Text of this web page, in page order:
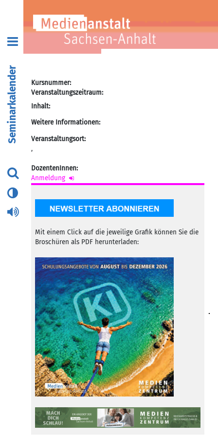
Seminarkalender
Kursnummer:
Veranstaltungszeitraum:
Inhalt:
Weitere Informationen:
Veranstaltungsort:
,
DozentenInnen:
Anmeldung
Mit einem Click auf die jeweilige Grafik können Sie die
Broschüren als PDF herunterladen: